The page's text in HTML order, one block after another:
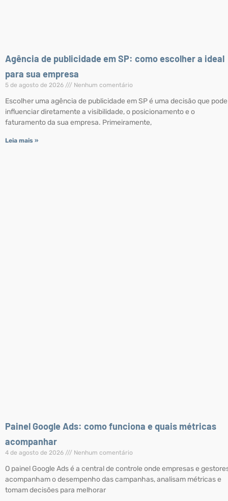
Agência de publicidade em SP: como escolher a ideal
para sua empresa
5 de agosto de 2026 Nenhum comentário
Escolher uma agência de publicidade em SP é uma decisão que pode
influenciar diretamente a visibilidade, o posicionamento e o
faturamento da sua empresa. Primeiramente,
Leia mais »
Painel Google Ads: como funciona e quais métricas
acompanhar
4 de agosto de 2026 Nenhum comentário
O painel Google Ads é a central de controle onde empresas e
acompanham o desempenho das campanhas, analisam métricas e
tomam decisões para melhorar